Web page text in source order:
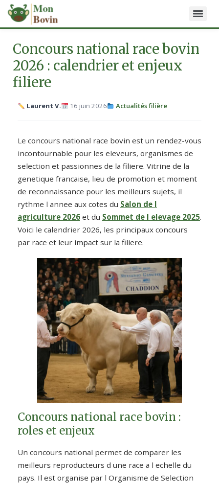
Concours national race bovin
2026 : calendrier et enjeux
filiere
Laurent V. 16 juin 2026 Actualités filière
Le concours national race bovin est un rendez-vous
incontournable pour les eleveurs, organismes de
selection et passionnes de la filiere. Vitrine de la
genetique francaise, lieu de promotion et moment
de reconnaissance pour les meilleurs sujets, il
rythme l annee aux cotes du Salon de l
agriculture 2026 et du Sommet de l elevage 2025.
Voici le calendrier 2026, les principaux concours
par race et leur impact sur la filiere.
Concours national race bovin :
roles et enjeux
Un concours national permet de comparer les
meilleurs reproducteurs d une race a l echelle du
pays. Il est organise par l Organisme de Selection